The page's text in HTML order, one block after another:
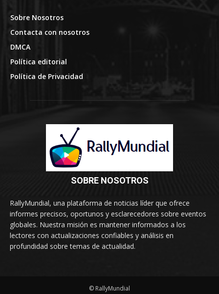
Sobre Nosotros
Contacta con nosotros
DMCA
Política editorial
Política de Privacidad
SOBRE NOSOTROS
RallyMundial, una plataforma de noticias líder que ofrece
informes precisos, oportunos y esclarecedores sobre eventos
globales. Nuestra misión es mantener informados a los
lectores con actualizaciones confiables y análisis en
profundidad sobre temas de actualidad.
© RallyMundial